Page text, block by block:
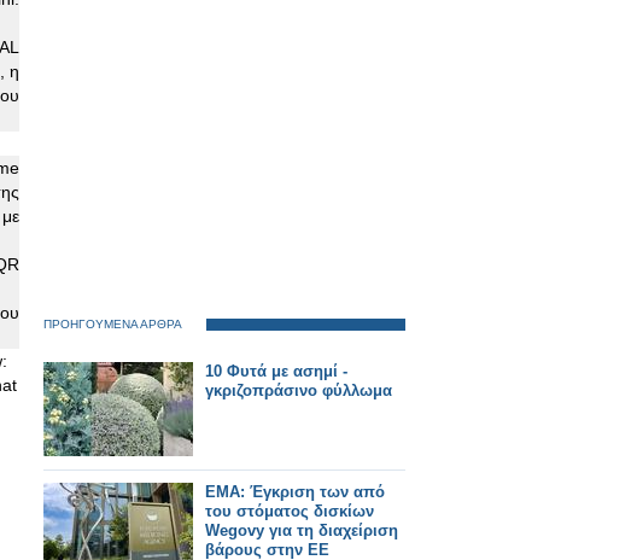
η
ΠΡΟΗΓΟΥΜΕΝΑ ΑΡΘΡΑ
10 Φυτά με ασημί -
γκριζοπράσινο φύλλωμα
EMA: Έγκριση των από
του στόματος δισκίων
Wegovy για τη διαχείριση
βάρους στην ΕΕ